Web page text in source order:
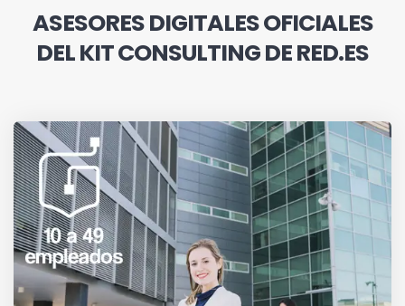
ASESORES DIGITALES OFICIALES
DEL KIT CONSULTING DE RED.ES